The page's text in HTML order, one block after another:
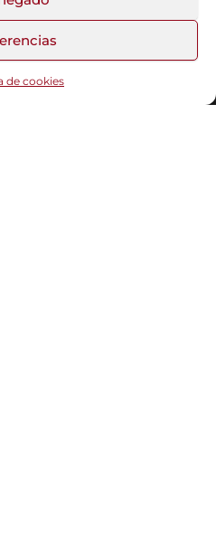
de cookies
|Tema:Head Blog